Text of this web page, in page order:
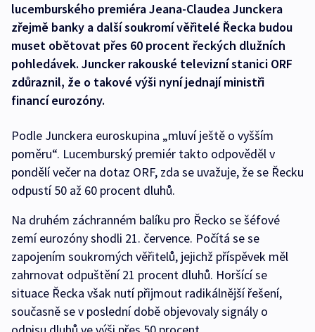
lucemburského premiéra Jeana-Claudea Junckera
zřejmě banky a další soukromí věřitelé Řecka budou
muset obětovat přes 60 procent řeckých dlužních
pohledávek. Juncker rakouské televizní stanici ORF
zdůraznil, že o takové výši nyní jednají ministři
financí eurozóny.
Podle Junckera euroskupina „mluví ještě o vyšším
poměru“. Lucemburský premiér takto odpověděl v
pondělí večer na dotaz ORF, zda se uvažuje, že se Řecku
odpustí 50 až 60 procent dluhů.
Na druhém záchranném balíku pro Řecko se šéfové
zemí eurozóny shodli 21. července. Počítá se se
zapojením soukromých věřitelů, jejichž příspěvek měl
zahrnovat odpuštění 21 procent dluhů. Horšící se
situace Řecka však nutí přijmout radikálnější řešení,
současně se v poslední době objevovaly signály o